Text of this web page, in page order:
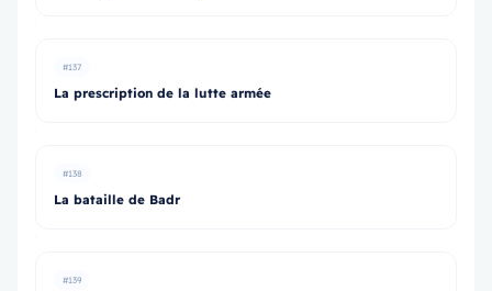
#137
La prescription de la lutte armée
#138
La bataille de Badr
#139